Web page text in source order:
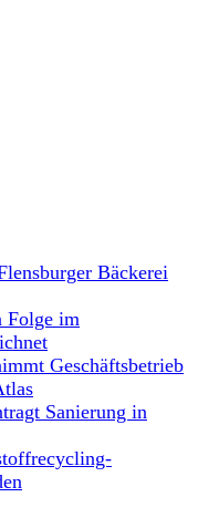
Bäckerei
Folge im
Geschäftsbetrieb
Sanierung in